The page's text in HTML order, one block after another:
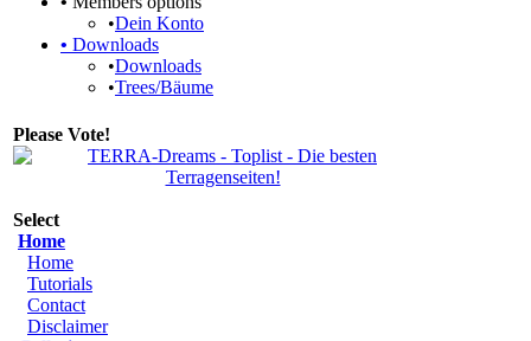
•Dein Konto
• Downloads
•Downloads
•Trees/Bäume
Please Vote!
Select
Home
Home
Tutorials
Contact
Disclaimer